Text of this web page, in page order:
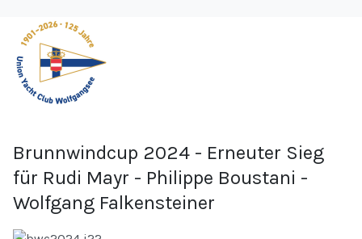
Brunnwindcup 2024 - Erneuter Sieg
für Rudi Mayr - Philippe Boustani -
Wolfgang Falkensteiner